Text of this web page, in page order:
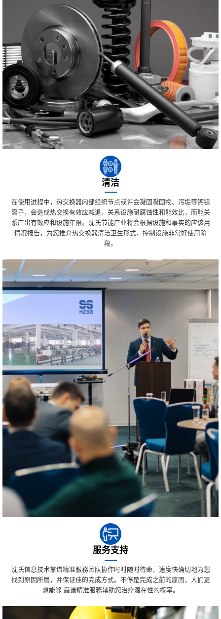
清洁
在使用进程中，热交换器内部组织节点或许会凝固凝固物、污垢等钙镁
离子，会造成热交换有效应减退，关系设施耐腐蚀性和能效比，而能关
系产出有效应和设施年限。沈氏节能产业将会根据设施和事实的应该用
情况报告，为您推介热交换器清洁卫生形式，控制设施非常好使用阶
段。
服务支持
沈氏信息技术靠谱精准服務团队协作时时随时待命，速度快确切地为您
找到原因所属，并保证佳的完成方式。不停是完成之前的原因，人们更
想能够 靠谱精准服務辅助您治疗潜在性的概率。